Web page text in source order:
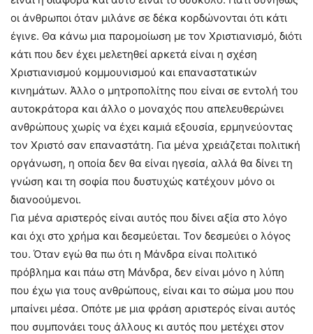
οι άνθρωποι όταν μιλάνε σε δέκα κορδώνονται ότι κάτι
έγινε. Θα κάνω μια παρομοίωση με τον Χριστιανισμό, διότι
κάτι που δεν έχει μελετηθεί αρκετά είναι η σχέση
Χριστιανισμού κομμουνισμού και επαναστατικών
κινημάτων. Άλλο ο μητροπολίτης που είναι σε εντολή του
αυτοκράτορα και άλλο ο μοναχός που απελευθερώνει
ανθρώπους χωρίς να έχει καμιά εξουσία, ερμηνεύοντας
τον Χριστό σαν επαναστάτη. Για μένα χρειάζεται πολιτική
οργάνωση, η οποία δεν θα είναι ηγεσία, αλλά θα δίνει τη
γνώση και τη σοφία που δυστυχώς κατέχουν μόνο οι
διανοούμενοι.
Για μένα αριστερός είναι αυτός που δίνει αξία στο λόγο
και όχι στο χρήμα και δεσμεύεται. Τον δεσμεύει ο λόγος
του. Όταν εγώ θα πω ότι η Μάνδρα είναι πολιτικό
πρόβλημα και πάω στη Μάνδρα, δεν είναι μόνο η λύπη
που έχω για τους ανθρώπους, είναι και το σώμα μου που
μπαίνει μέσα. Οπότε με μια φράση αριστερός είναι αυτός
που συμπονάει τους άλλους κι αυτός που μετέχει στον